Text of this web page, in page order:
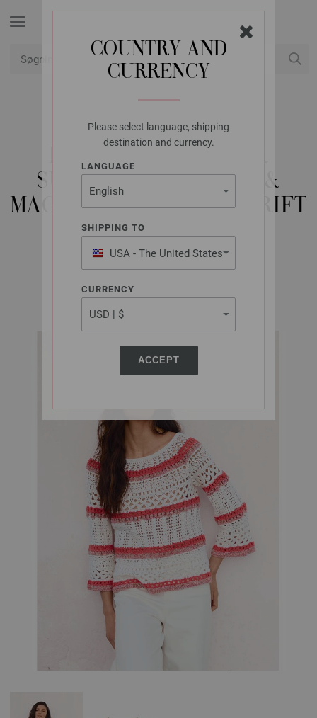
COUNTRY AND
CURRENCY
Please select language, shipping
destination and currency.
LANGUAGE
SHIPPING TO
USA - The United States
of America
CURRENCY
ACCEPT
LANA GROSSA
HÆKLET PULLOVER
SUMMER CASHMERE &
MAGLIA - HÆKLEOPSKRIFT
(NO)
FILATI Häkeln No. 8 | Model 21